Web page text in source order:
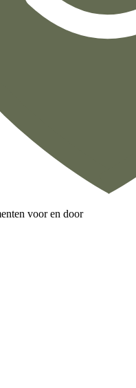
voor en door